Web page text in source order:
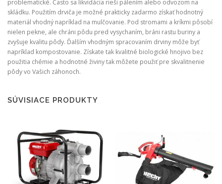
problematické. Často sa likvidácia rieši pálením alebo odvozom na
skládku. Použitím drviča je možné prakticky zadarmo získať hodnotný
materiál vhodný napríklad na mulčovanie. Pod stromami a kríkmi pôsobí
nielen pekne, ale chráni pôdu pred vysychaním, bráni rastu buriny a
zvyšuje kvalitu pôdy. Ďalším vhodným spracovaním drviny môže byť
napríklad kompostovanie. Získate tak kvalitné biologické hnojivo bez
použitia chémie a hodnotné živiny tak môžete použiť pre skvalitnenie
pôdy vo Vašich záhonoch.
SÚVISIACE PRODUKTY